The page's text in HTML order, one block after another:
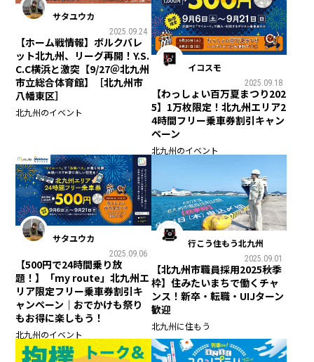
サタユウカ
2025.09.24
【ホーム戦情報】ボルクバレ
ット北九州、リーグ再開！Y.S.
C.C横浜と激突【9/27＠北九州
市立総合体育館】［北九州市
八幡東区］
北九州のイベント
イコスモ
2025.09.18
【わっしょい百万夏まつり202
5】1万枚限定！北九州エリア2
4時間フリー乗車券割引キャン
ペーン
北九州のイベント
サタユウカ
2025.09.06
【500円で24時間乗り放
題！】「my route」北九州エ
リア限定フリー乗車券割引キ
ャンペーン｜おでかけも祭り
もお得に楽しもう！
北九州のイベント
行こう住もう北九州
2025.09.01
【北九州市職員採用2025秋季
枠】住みたいまちで働くチャ
ンス！新卒・転職・UIJターン
歓迎
北九州に住もう